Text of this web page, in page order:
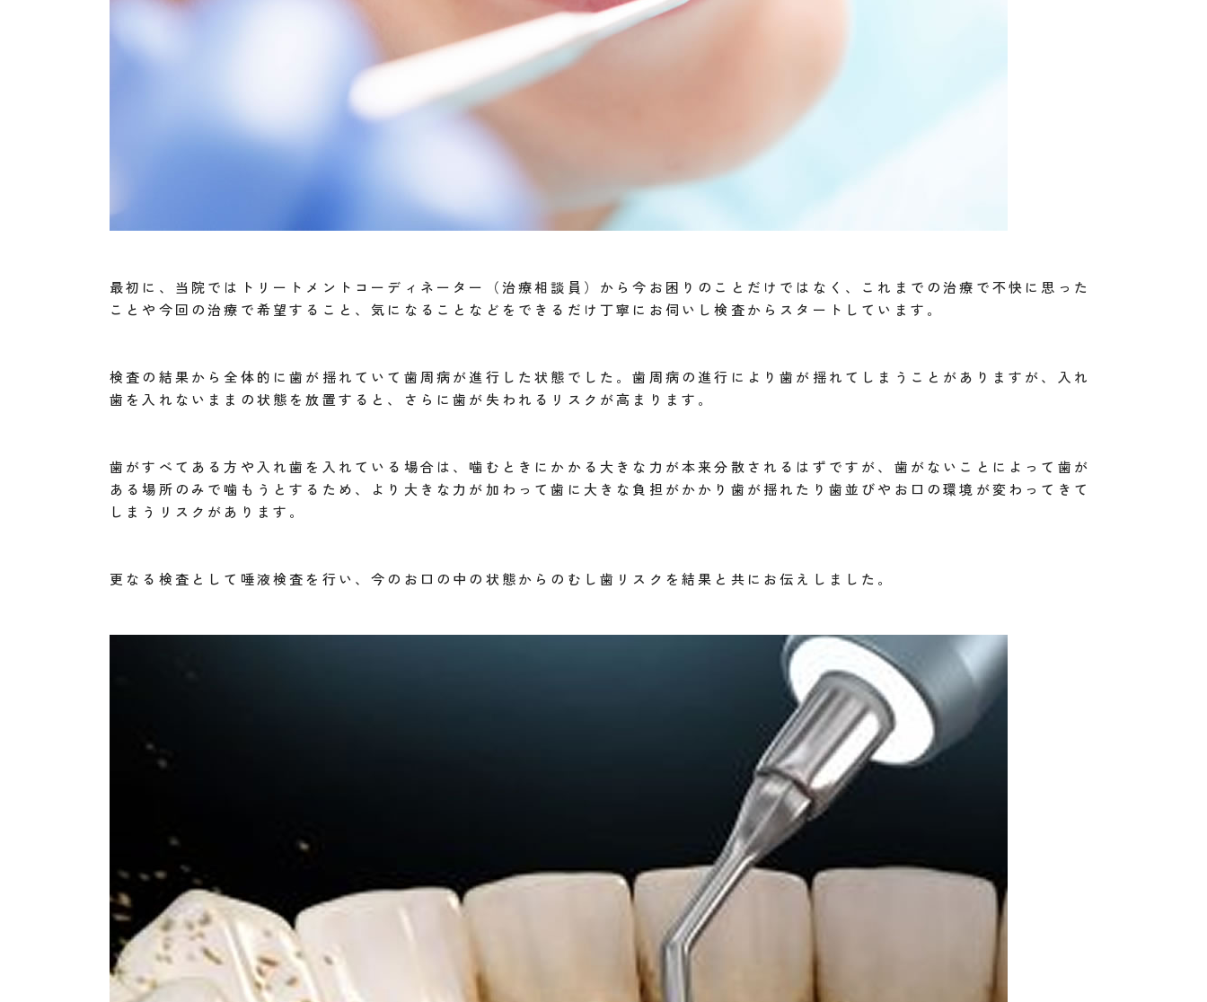
最初に、当院ではトリートメントコーディネーター（治療相談員）から今お困りのことだけではなく、これまでの治療で不快に思った
ことや今回の治療で希望すること、気になることなどをできるだけ丁寧にお伺いし検査からスタートしています。
検査の結果から全体的に歯が揺れていて歯周病が進行した状態でした。歯周病の進行により歯が揺れてしまうことがありますが、入れ
歯を入れないままの状態を放置すると、さらに歯が失われるリスクが高まります。
歯がすべてある方や入れ歯を入れている場合は、噛むときにかかる大きな力が本来分散されるはずですが、歯がないことによって歯が
ある場所のみで噛もうとするため、より大きな力が加わって歯に大きな負担がかかり歯が揺れたり歯並びやお口の環境が変わってきて
しまうリスクがあります。
更なる検査として唾液検査を行い、今のお口の中の状態からのむし歯リスクを結果と共にお伝えしました。